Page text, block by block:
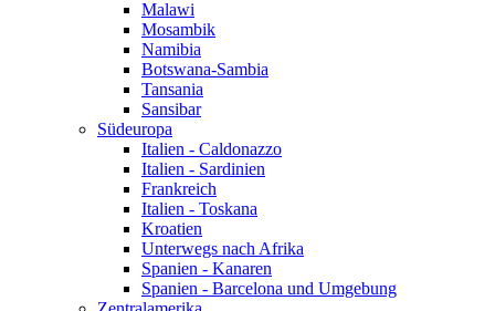
Malawi
Mosambik
Namibia
Botswana-Sambia
Tansania
Sansibar
Südeuropa
Italien - Caldonazzo
Italien - Sardinien
Frankreich
Italien - Toskana
Kroatien
Unterwegs nach Afrika
Spanien - Kanaren
Spanien - Barcelona und Umgebung